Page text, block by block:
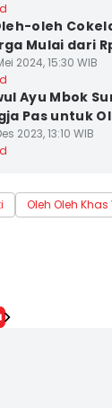
oleh
Mulai dari
2024, 15:30 WIB
Ayu Mbok
Pas untuk
2023, 13:10 WIB
Oleh Oleh